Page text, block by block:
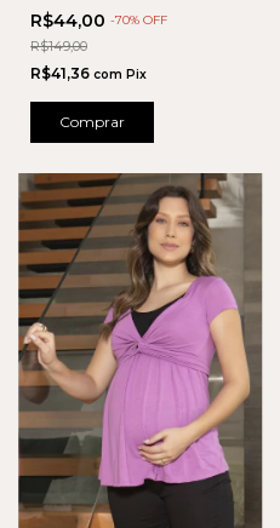
R$44,00 -70% OFF
R$149,00
R$41,36 com Pix
Comprar